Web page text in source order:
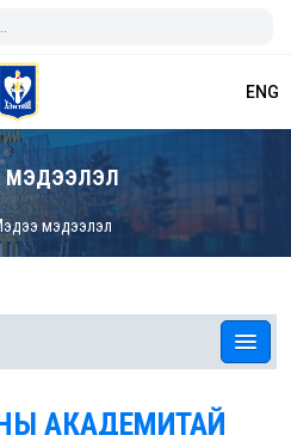
ENG
МЭДЭЭЛЭЛ
мэдээлэл
АКАДЕМИТАЙ